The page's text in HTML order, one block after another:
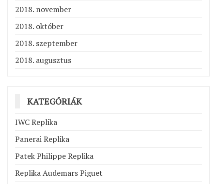
2018. november
2018. október
2018. szeptember
2018. augusztus
KATEGÓRIÁK
IWC Replika
Panerai Replika
Patek Philippe Replika
Replika Audemars Piguet